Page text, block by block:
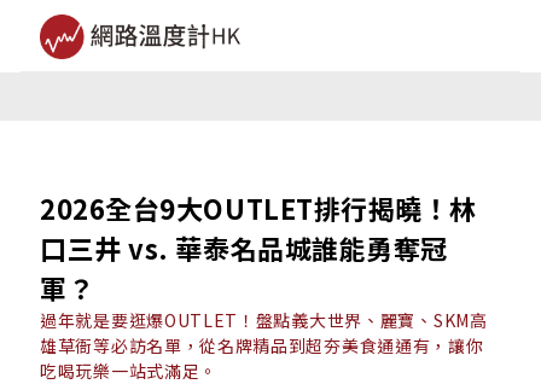
2026全台9大OUTLET排行揭曉！林
口三井 vs. 華泰名品城誰能勇奪冠
軍？
過年就是要逛爆OUTLET！盤點義大世界、麗寶、SKM高
雄草衙等必訪名單，從名牌精品到超夯美食通通有，讓你
吃喝玩樂一站式滿足。